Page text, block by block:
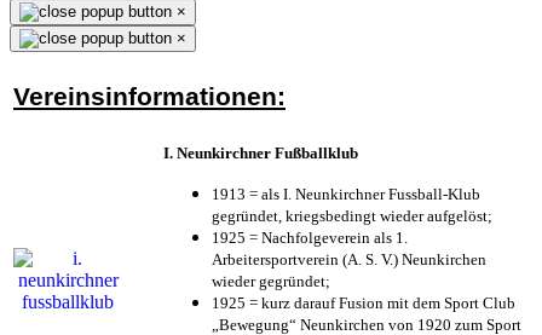
×
×
Vereinsinformationen:
I. Neunkirchner Fußballklub
1913 = als I. Neunkirchner Fussball-Klub
gegründet, kriegsbedingt wieder aufgelöst;
1925 = Nachfolgeverein als 1.
Arbeitersportverein (A. S. V.) Neunkirchen
wieder gegründet;
1925 = kurz darauf Fusion mit dem Sport Club
„Bewegung“ Neunkirchen von 1920 zum Sport